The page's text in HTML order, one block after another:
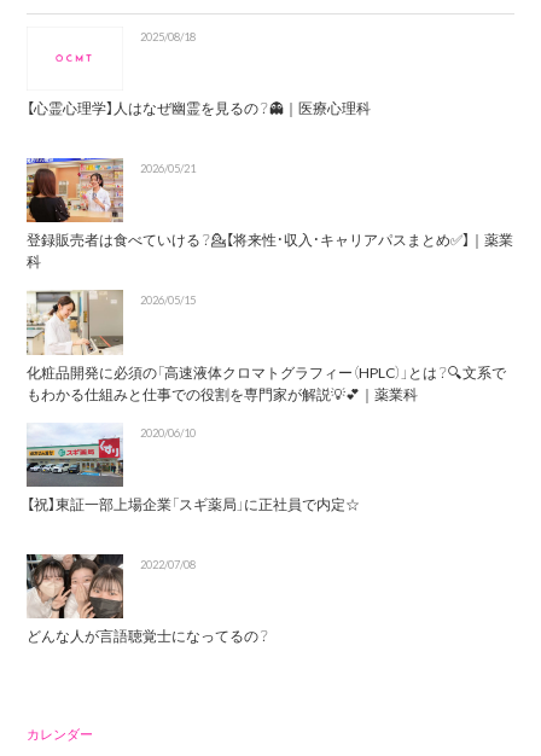
2025/08/18
【心霊心理学】人はなぜ幽霊を見るの？👻｜医療心理科
2026/05/21
登録販売者は食べていける？💁【将来性・収入・キャリアパスまとめ✅】｜薬業
科
2026/05/15
化粧品開発に必須の「高速液体クロマトグラフィー（HPLC）」とは？🔍文系で
もわかる仕組みと仕事での役割を専門家が解説💡💕｜薬業科
2020/06/10
【祝】東証一部上場企業「スギ薬局」に正社員で内定☆
2022/07/08
どんな人が言語聴覚士になってるの？
カレンダー